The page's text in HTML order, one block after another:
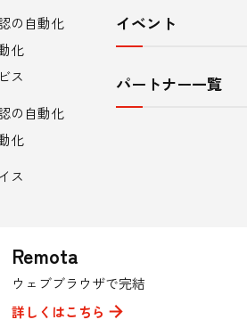
の自動化
化
ス
の自動化
化
ス
イベント
パートナー一覧
Remota
ウェブブラウザで完結
詳しくはこちら